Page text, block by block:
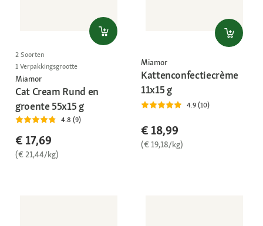
2 Soorten
1 Verpakkingsgrootte
Miamor
Cat Cream Rund en
groente 55x15 g
4.8 (9)
€ 17,69
(€ 21,44/kg)
Miamor
Kattenconfectiecrème
11x15 g
4.9 (10)
€ 18,99
(€ 19,18/kg)